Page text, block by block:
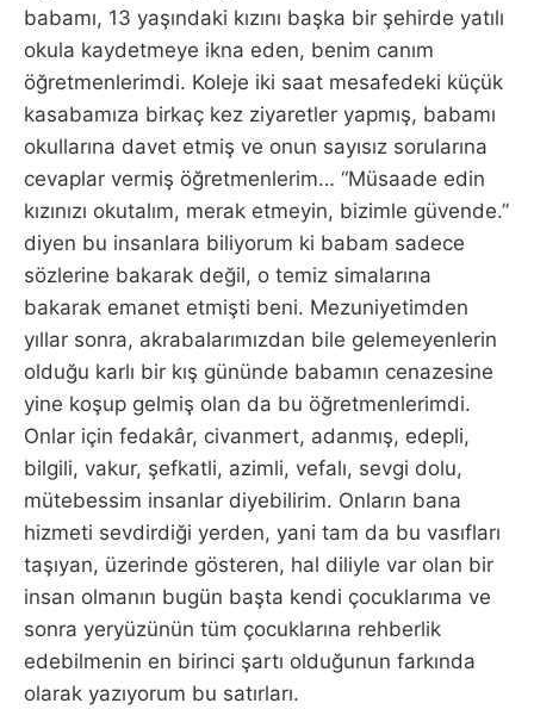
babamı, 13 yaşındaki kızını başka bir şehirde yatılı
okula kaydetmeye ikna eden, benim canım
öğretmenlerimdi. Koleje iki saat mesafedeki küçük
kasabamıza birkaç kez ziyaretler yapmış, babamı
okullarına davet etmiş ve onun sayısız sorularına
cevaplar vermiş öğretmenlerim… “Müsaade edin
kızınızı okutalım, merak etmeyin, bizimle güvende.”
diyen bu insanlara biliyorum ki babam sadece
sözlerine bakarak değil, o temiz simalarına
bakarak emanet etmişti beni. Mezuniyetimden
yıllar sonra, akrabalarımızdan bile gelemeyenlerin
olduğu karlı bir kış gününde babamın cenazesine
yine koşup gelmiş olan da bu öğretmenlerimdi.
Onlar için fedakâr, civanmert, adanmış, edepli,
bilgili, vakur, şefkatli, azimli, vefalı, sevgi dolu,
mütebessim insanlar diyebilirim. Onların bana
hizmeti sevdirdiği yerden, yani tam da bu vasıfları
taşıyan, üzerinde gösteren, hal diliyle var olan bir
insan olmanın bugün başta kendi çocuklarıma ve
sonra yeryüzünün tüm çocuklarına rehberlik
edebilmenin en birinci şartı olduğunun farkında
olarak yazıyorum bu satırları.